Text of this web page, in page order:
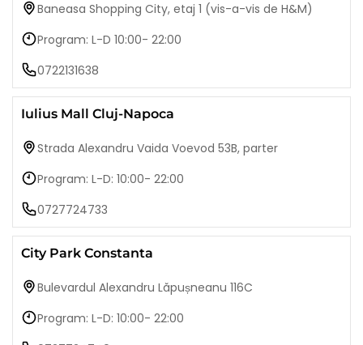
Baneasa Shopping City, etaj 1 (vis-a-vis de H&M)
Program: L-D 10:00- 22:00
0722131638
Iulius Mall Cluj-Napoca
Strada Alexandru Vaida Voevod 53B, parter
Program: L-D: 10:00- 22:00
0727724733
City Park Constanta
Bulevardul Alexandru Lăpușneanu 116C
Program: L-D: 10:00- 22:00